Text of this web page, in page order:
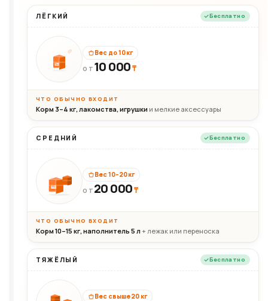
ЛЁГКИЙ Бесплатно
10кг
Вес до 10 кг
ОТ 10 000₸
ЧТО ОБЫЧНО ВХОДИТ
Корм 3–4 кг, лакомства, игрушки и мелкие аксессуары
СРЕДНИЙ Бесплатно
20кг
Вес 10–20 кг
ОТ 20 000₸
ЧТО ОБЫЧНО ВХОДИТ
Корм 10–15 кг, наполнитель 5 л+ лежак или переноска
ТЯЖЁЛЫЙ Бесплатно
Вес свыше 20 кг